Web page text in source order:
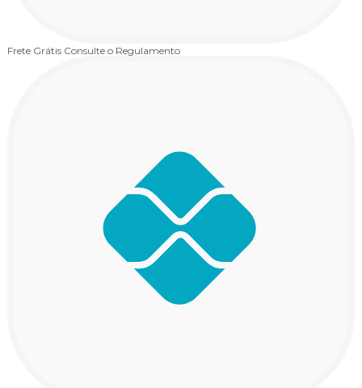
Frete Grátis Consulte o Regulamento